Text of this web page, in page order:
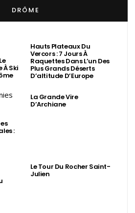
DRÔME
À Ski
Hauts Plateaux Du
Vercors : 7 Jours À
Raquettes Dans L’un Des
Plus Grands Déserts
D’altitude D’Europe
:
La Grande Vire
D’Archiane
Le Tour Du Rocher Saint-
Julien